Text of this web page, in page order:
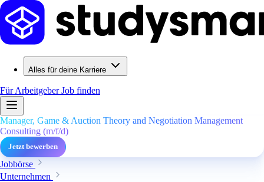
Alles für deine Karriere
Für ArbeitgeberJob finden
Manager, Game & Auction Theory and Negotiation Management
Consulting (m/f/d)
Jetzt bewerben
Jobbörse
Unternehmen